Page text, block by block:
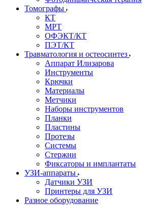
Томографы
КТ
МРТ
ОФЭКТ/КТ
ПЭТ/КТ
Травматология и остеосинтез
Аппарат Илизарова
Инструменты
Крючки
Материалы
Метчики
Наборы инструментов
Планки
Пластины
Протезы
Системы
Стержни
Фиксаторы и имплантаты
УЗИ-аппараты
Датчики УЗИ
Принтеры для УЗИ
Разное оборудование